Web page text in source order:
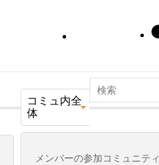
コミュ内全
体
メンバーの参加コミュニティ